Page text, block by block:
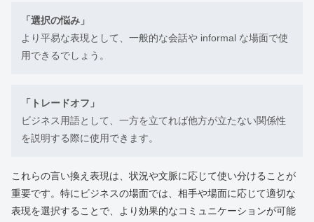
「選択の悩み」
より平易な表現として、一般的な会話や informal な場面で使
用できるでしょう。
「トレードオフ」
ビジネス用語として、一方を立てれば他方が立たない関係性
を説明する際に使用できます。
これらの言い換え表現は、状況や文脈に応じて使い分けることが
重要です。特にビジネスの場面では、相手や場面に応じて適切な
表現を選択することで、より効果的なコミュニケーションが可能